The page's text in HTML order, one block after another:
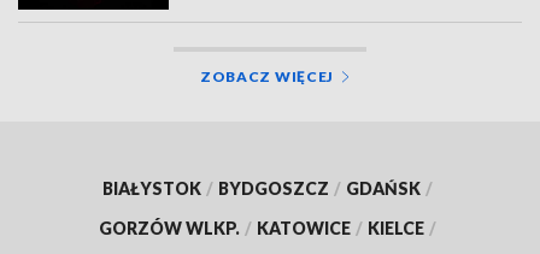
ZOBACZ WIĘCEJ
BIAŁYSTOK / BYDGOSZCZ / GDAŃSK /
GORZÓW WLKP. / KATOWICE / KIELCE /